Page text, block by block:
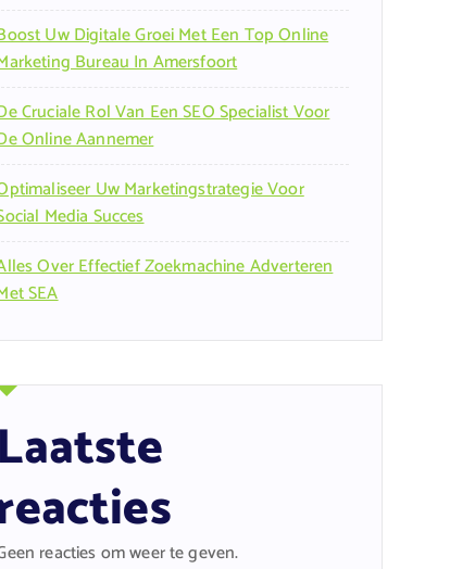
Uw Digitale Groei Met Een Top Online
Bureau In Amersfoort
Cruciale Rol Van Een SEO Specialist Voor
Online Aannemer
Uw Marketingstrategie Voor
Media Succes
Over Effectief Zoekmachine Adverteren
SEA
Laatste
reacties om weer te geven.